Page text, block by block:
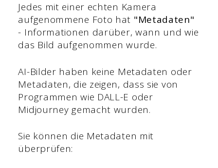
Jedes mit einer echten Kamera
aufgenommene Foto hat "Metadaten"
- Informationen darüber, wann und wie
das Bild aufgenommen wurde.
AI-Bilder haben keine Metadaten oder
Metadaten, die zeigen, dass sie von
Programmen wie DALL-E oder
Midjourney gemacht wurden.
Sie können die Metadaten mit
überprüfen: